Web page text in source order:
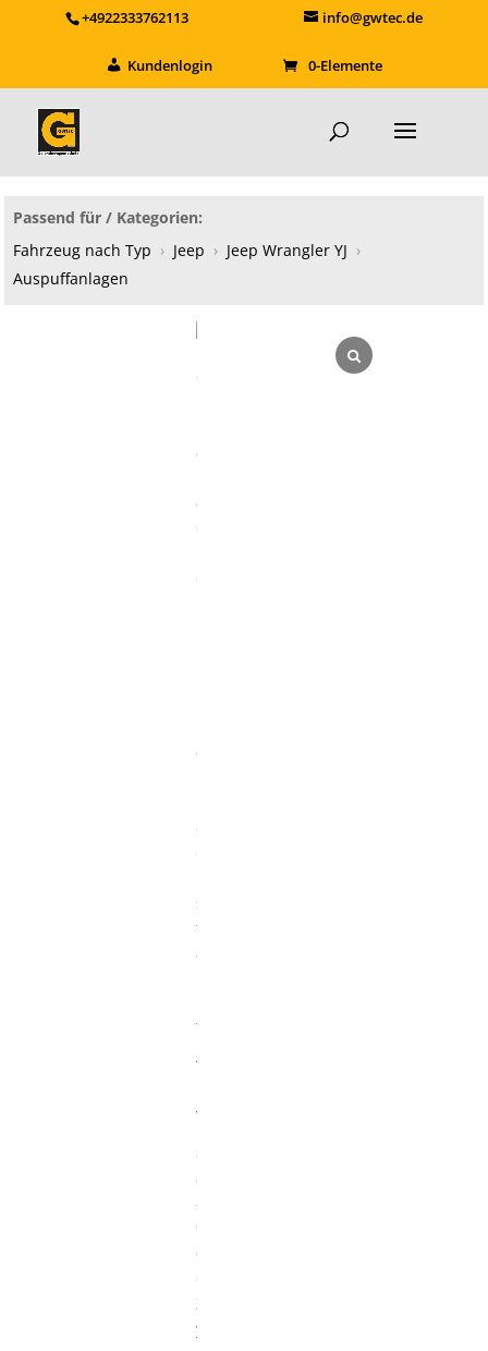
+4922333762113 info@gwtec.de
Kundenlogin 0-Elemente
Passend für / Kategorien:
Fahrzeug nach Typ › Jeep › Jeep Wrangler YJ ›
Auspuffanlagen